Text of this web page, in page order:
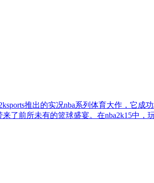
推出的实况nba系列体育大作，它
了前所未有的篮球盛宴。在nba2k15中，